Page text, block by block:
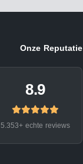
Onze Reputatie
8.9
5.353+ echte reviews